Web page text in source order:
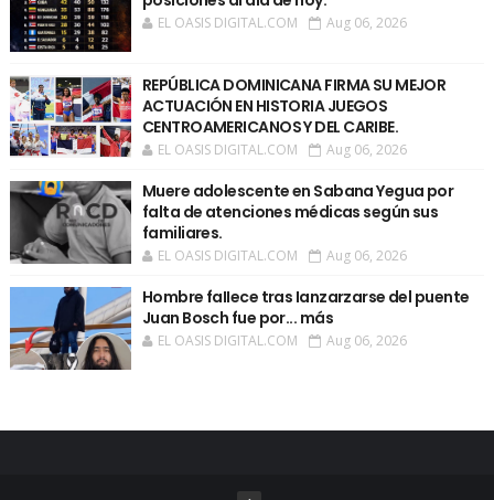
EL OASIS DIGITAL.COM Aug 06, 2026
REPÚBLICA DOMINICANA FIRMA SU MEJOR
ACTUACIÓN EN HISTORIA JUEGOS
CENTROAMERICANOS Y DEL CARIBE.
EL OASIS DIGITAL.COM Aug 06, 2026
Muere adolescente en Sabana Yegua por
falta de atenciones médicas según sus
familiares.
EL OASIS DIGITAL.COM Aug 06, 2026
Hombre faIIece tras Ianzarzarse del puente
Juan Bosch fue por... más
EL OASIS DIGITAL.COM Aug 06, 2026